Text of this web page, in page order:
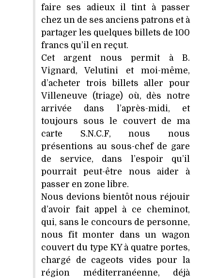
faire ses adieux il tint à passer
chez un de ses anciens patrons et à
partager les quelques billets de 100
francs qu’il en reçut.
Cet argent nous permit à B.
Vignard, Velutini et moi-même,
d’acheter trois billets aller pour
Villeneuve (triage) où, dès notre
arrivée dans l’après-midi, et
toujours sous le couvert de ma
carte S.N.C.F, nous nous
présentions au sous-chef de gare
de service, dans l’espoir qu’il
pourrait peut-être nous aider à
passer en zone libre.
Nous devions bientôt nous réjouir
d’avoir fait appel à ce cheminot,
qui, sans le concours de personne,
nous fit monter dans un wagon
couvert du type KY à quatre portes,
chargé de cageots vides pour la
région méditerranéenne, déjà